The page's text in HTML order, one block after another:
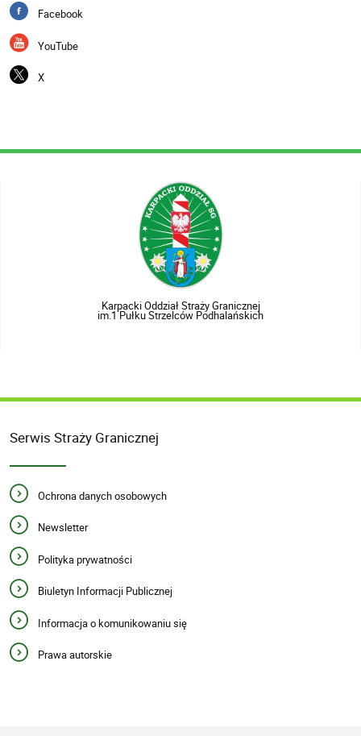
Facebook
YouTube
X
Karpacki Oddział Straży Granicznej
im.1 Pułku Strzelców Podhalańskich
Serwis Straży Granicznej
Ochrona danych osobowych
Newsletter
Polityka prywatności
Biuletyn Informacji Publicznej
Informacja o komunikowaniu się
Prawa autorskie